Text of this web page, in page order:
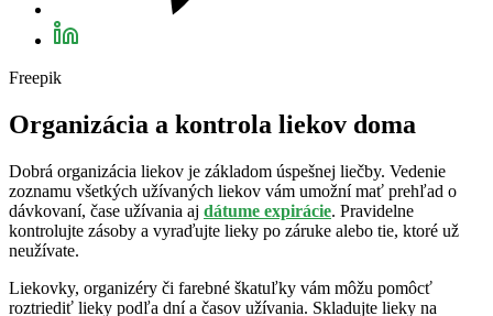
Freepik
Organizácia a kontrola liekov doma
Dobrá organizácia liekov je základom úspešnej liečby. Vedenie
zoznamu všetkých užívaných liekov vám umožní mať prehľad o
dávkovaní, čase užívania aj dátume expirácie. Pravidelne
kontrolujte zásoby a vyraďujte lieky po záruke alebo tie, ktoré už
neužívate.
Liekovky, organizéry či farebné škatuľky vám môžu pomôcť
roztriediť lieky podľa dní a časov užívania. Skladujte lieky na